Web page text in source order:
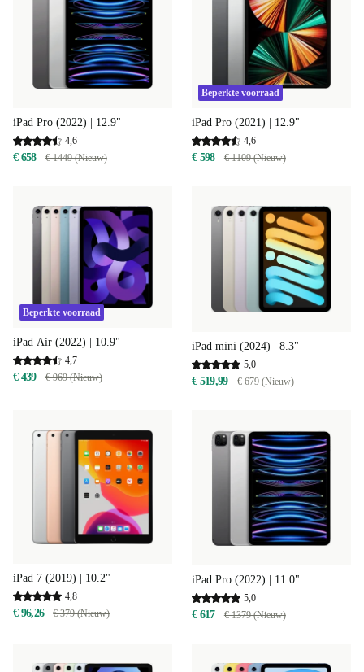
iPad Pro (2022) | 12.9"
4,6
€ 658 € 1449 (Nieuw)
Beperkte voorraad
iPad Pro (2021) | 12.9"
4,6
€ 598 € 1109 (Nieuw)
Beperkte voorraad
iPad Air (2022) | 10.9"
4,7
€ 439 € 969 (Nieuw)
iPad mini (2024) | 8.3"
5,0
€ 519,99 € 679 (Nieuw)
iPad 7 (2019) | 10.2"
4,8
€ 96,26 € 379 (Nieuw)
iPad Pro (2022) | 11.0"
5,0
€ 617 € 1379 (Nieuw)